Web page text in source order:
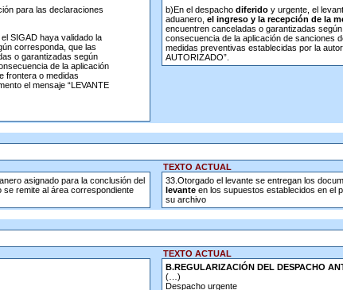
para las declaraciones
SIGAD haya validado la
corresponda, que las
o garantizadas según
de la aplicación
frontera o medidas
el mensaje “LEVANTE
b)En el despacho diferidoy urgente, el
aduanero, el ingreso y la recepción de la
encuentren canceladas o garantizadas
consecuencia de la aplicación de sanciones
medidas preventivas establecidas por la
AUTORIZADO”.
asignado para la conclusión del
remite al área correspondiente
TEXTO ACTUAL
33.Otorgado el levante se entregan los
levante en los supuestos establecidos en el
su archivo
TEXTO ACTUAL
B.REGULARIZACIÓN DEL DESPACHO
(…)
Despacho urgente